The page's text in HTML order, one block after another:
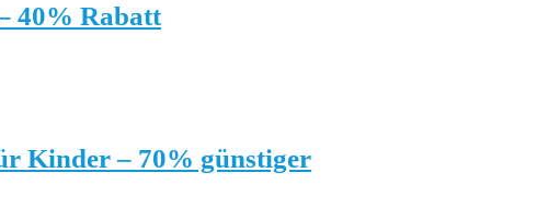
40% Rabatt
Kinder – 70% günstiger